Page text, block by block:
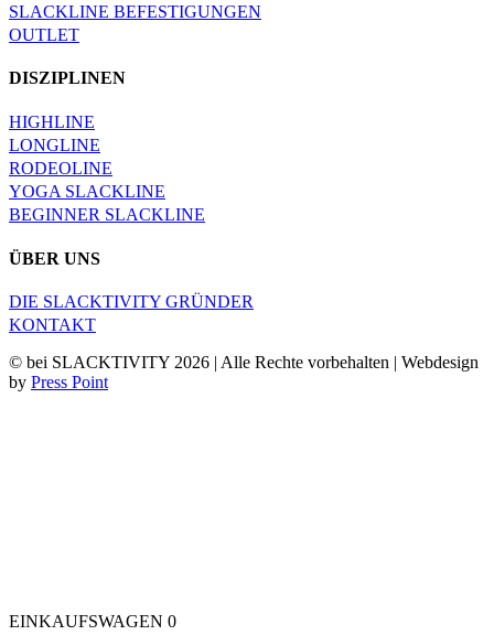
SLACKLINE BEFESTIGUNGEN
OUTLET
DISZIPLINEN
HIGHLINE
LONGLINE
RODEOLINE
YOGA SLACKLINE
BEGINNER SLACKLINE
ÜBER UNS
DIE SLACKTIVITY GRÜNDER
KONTAKT
© bei SLACKTIVITY 2026 | Alle Rechte vorbehalten | Webdesign
by Press Point
EINKAUFSWAGEN 0